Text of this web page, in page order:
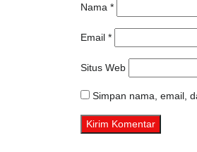
Nama *
Email *
Situs Web
Simpan nama, email,